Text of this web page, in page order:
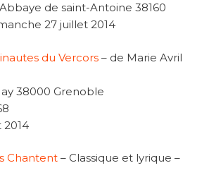
de saint-Antoine 38160
27 juillet 2014
du Vercors – de Marie Avril
38000 Grenoble
2014
Chantent – Classique et lyrique –